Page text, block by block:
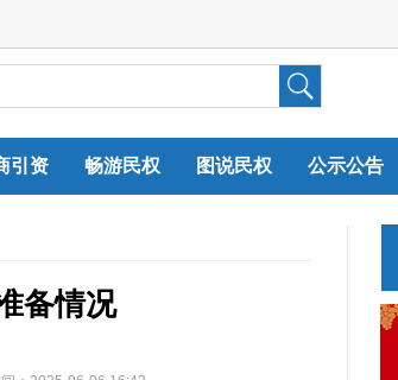
引资 畅游民权 图说民权 公示公告
备情况